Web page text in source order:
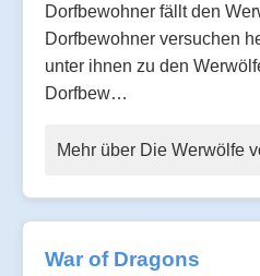
Dorfbewohner fällt den
Dorfbewohner versuchen
unter ihnen zu den
Dorfbew…
Mehr über Die Werwölfe
War of Dragons